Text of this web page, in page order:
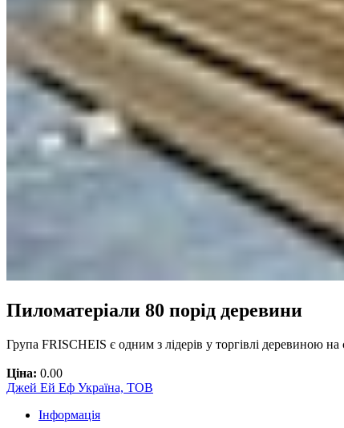
Пиломатеріали 80 порід деревини
Група FRISCHEIS є одним з лідерів у торгівлі деревиною
Ціна: 0.00
Джей Ей Еф Україна, ТОВ
Інформація